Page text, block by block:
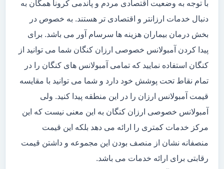
با توجه به وضعیت اقتصادی مردم و پاندمی کرونا همگان به
دنبال خدمات ارزانتر و اقتصادی تر هستند. به خصوص در
بخش درمان بیماران هزینه ها سرسام آور می باشد. برای
پیدا کردن آمبولانس خصوصی ارزان کنگان شما می توانید از
کنگان استفاده نمایید که تمامی آمبولانس های کنگان را در
تمام نقاط تحت پوشش خود دارد و شما می توانید با مقایسه
قیمت آمبولانس ارزان را در این منطقه پیدا کنید. ولی
آمبولانس خصوصی ارزان کنگان به این معنی نیست که این
مرکز خدمات کمتری را ارائه می دهد بلکه این قیمت
منصفانه نشان از منصف بودن این مجموعه و داشتن قیمت
رقابتی برای ارائه خدمات می باشد.